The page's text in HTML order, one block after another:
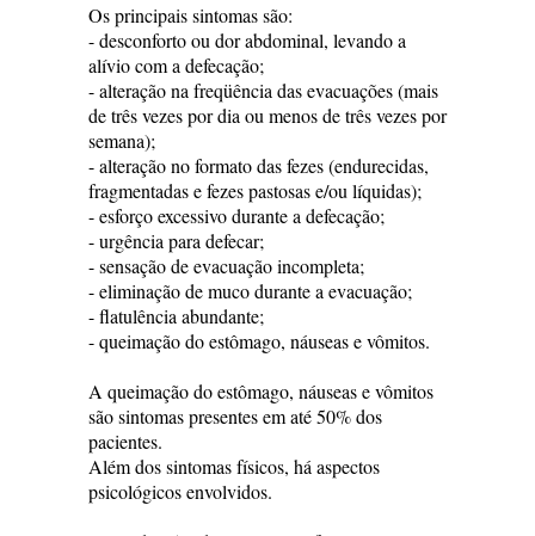
Os principais sintomas são:
- desconforto ou dor abdominal, levando a
alívio com a defecação;
- alteração na freqüência das evacuações (mais
de três vezes por dia ou menos de três vezes por
semana);
- alteração no formato das fezes (endurecidas,
fragmentadas e fezes pastosas e/ou líquidas);
- esforço excessivo durante a defecação;
- urgência para defecar;
- sensação de evacuação incompleta;
- eliminação de muco durante a evacuação;
- flatulência abundante;
- queimação do estômago, náuseas e vômitos.
A queimação do estômago, náuseas e vômitos
são sintomas presentes em até 50% dos
pacientes.
Além dos sintomas físicos, há aspectos
psicológicos envolvidos.